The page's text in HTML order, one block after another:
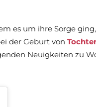
es um ihre Sorge
der Geburt von
Neuigkeiten zu